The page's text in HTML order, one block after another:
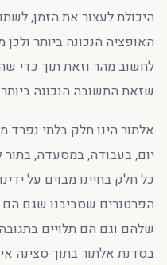
היכולת לעצור את הזמן,
האופציה הנכונה ביותר
לחשוב מהר וזאת תוך כדי
שזאת התשובה הנכונה
אלתור הינו חלק בלתי נפרד
יום, בעבודה, במסעדה,
כל חלק בחיינו מבוים על
הפרטנרים שסביבנו שגם
שלהם וגם הם תלויים
בסדנת אלתור בתוך סצינה